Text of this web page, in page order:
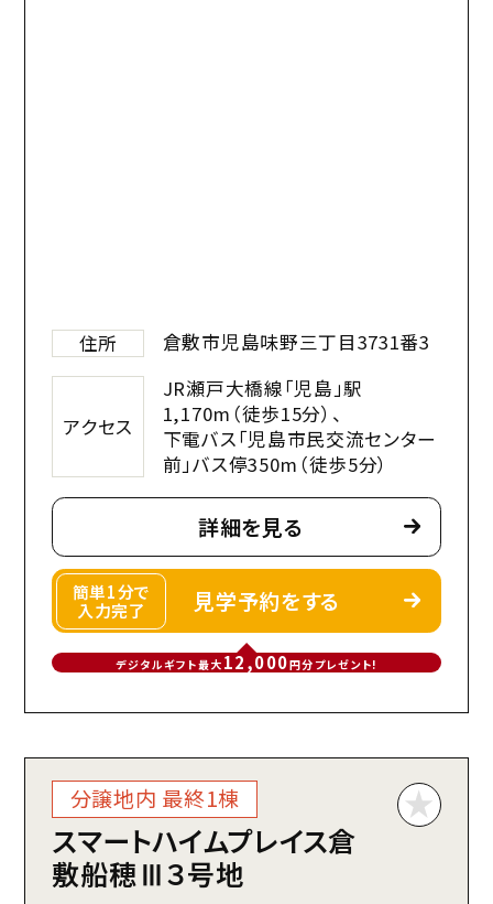
住所 倉敷市児島味野三丁目3731番3
アクセス
JR瀬戸大橋線「児島」駅
1,170m（徒歩15分）、
下電バス「児島市民交流センター
前」バス停350m（徒歩5分）
詳細を見る
簡単1分で
入力完了
見学予約をする
デジタルギフト最大 12,000円分プレゼント!
分譲地内 最終1棟
スマートハイムプレイス倉
敷船穂Ⅲ３号地